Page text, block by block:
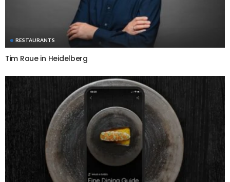
RESTAURANTS
Tim Raue in Heidelberg